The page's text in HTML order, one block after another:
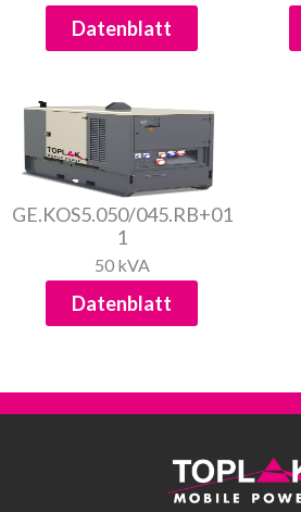
Datenblatt
GE.KOS5.050/045.RB+01
1
50 kVA
Datenblatt